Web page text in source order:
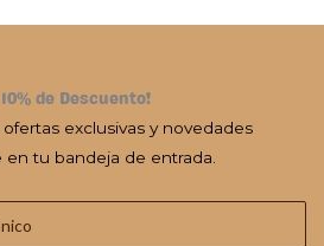
de Descuento!
exclusivas y novedades
tu bandeja de entrada.